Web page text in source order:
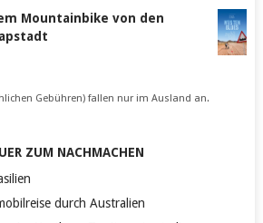
Mountainbike von den
Gebühren) fallen nur im Ausland an.
ZUM NACHMACHEN
durch Australien